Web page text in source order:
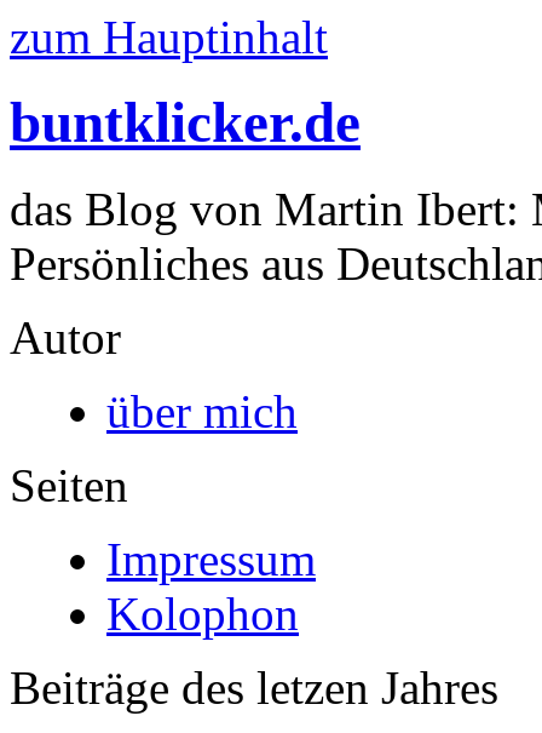
zum Hauptinhalt
buntklicker.de
das Blog von Martin Ibert:
Persönliches aus
Autor
über mich
Seiten
Impressum
Kolophon
Beiträge des letzen Jahres